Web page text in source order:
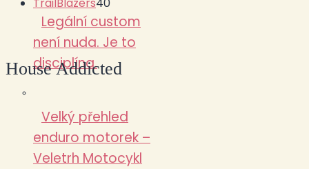
Legální custom
není nuda. Je to
disciplína.
Velký přehled
enduro motorek –
Veletrh Motocykl
House Addicted